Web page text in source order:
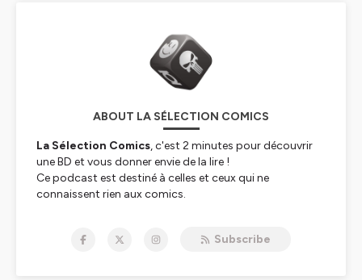
ABOUT LA SÉLECTION COMICS
La Sélection Comics, c'est 2 minutes pour découvrir
une BD et vous donner envie de la lire !
Ce podcast est destiné à celles et ceux qui ne
connaissent rien aux comics.
confidentialite
pour plus d'informations.
Subscribe